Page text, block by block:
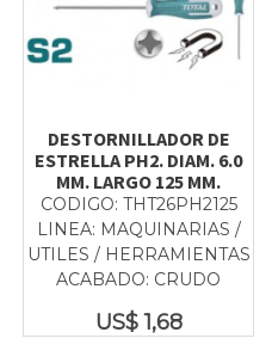
DESTORNILLADOR DE
ESTRELLA PH2. DIAM. 6.0
MM. LARGO 125 MM.
CODIGO: THT26PH2125
LINEA: MAQUINARIAS /
UTILES / HERRAMIENTAS
ACABADO: CRUDO
US$1,68